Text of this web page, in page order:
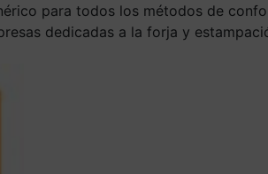
para todos los métodos de
dedicadas a la forja y